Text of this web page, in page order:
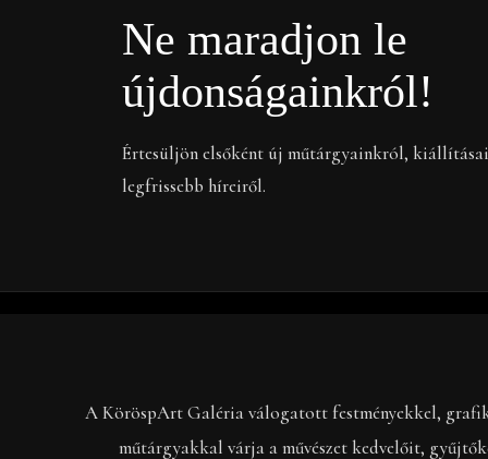
Ne maradjon le
újdonságainkról!
Értesüljön elsőként új műtárgyainkról,
legfrissebb híreiről.
A KöröspArt Galéria válogatott festményekkel,
műtárgyakkal várja a művészet kedvelőit,